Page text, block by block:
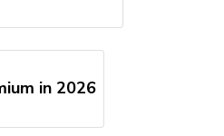
in 2026